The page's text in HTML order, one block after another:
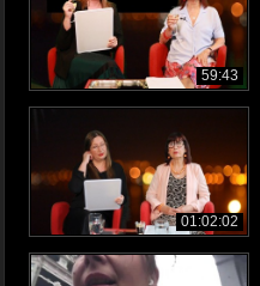
59:43
01:02:02